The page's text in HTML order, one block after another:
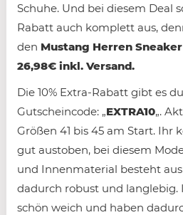
Schuhe. Und bei diesem Deal
Rabatt auch komplett aus,
den Mustang Herren
26,98€ inkl. Versand.
Die 10% Extra-Rabatt gibt es
Gutscheincode: „EXTRA10„.
Größen 41 bis 45 am Start. Ihr
gut austoben, bei diesem
und Innenmaterial besteht
dadurch robust und langlebig.
schön weich und haben